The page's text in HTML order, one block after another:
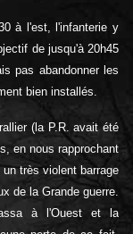
à l'est, l'infanterie y
de jusqu'à 20h45
pas abandonner les
bien installés.
(la P.R. avait été
en nous rapprochant
très violent barrage
de la Grande guerre.
à l'Ouest et la